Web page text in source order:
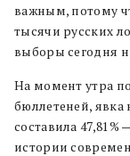
важным, потому
тысячи русских
выборы сегодня
На момент утра
бюллетеней,
составила
истории